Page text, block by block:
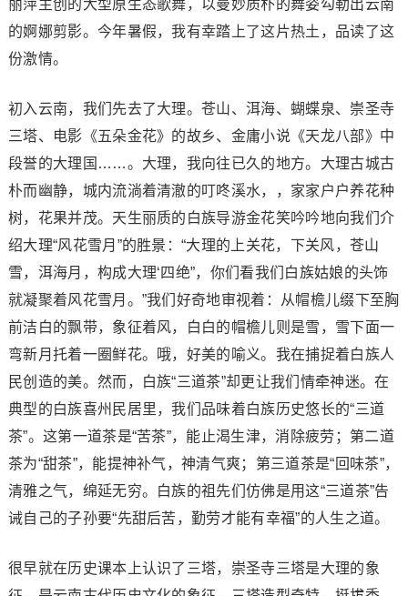
丽萍主创的大型原生态歌舞，以曼妙质朴的舞姿勾勒出云南
的婀娜剪影。今年暑假，我有幸踏上了这片热土，品读了这
份激情。
初入云南，我们先去了大理。苍山、洱海、蝴蝶泉、崇圣寺
三塔、电影《五朵金花》的故乡、金庸小说《天龙八部》中
段誉的大理国……。大理，我向往已久的地方。大理古城古
朴而幽静，城内流淌着清澈的叮咚溪水，，家家户户养花种
树，花果并茂。天生丽质的白族导游金花笑吟吟地向我们介
绍大理“风花雪月”的胜景：“大理的上关花，下关风，苍山
雪，洱海月，构成大理‘四绝”，你们看我们白族姑娘的头饰
就凝聚着风花雪月。”我们好奇地审视着：从帽檐儿缀下至胸
前洁白的飘带，象征着风，白白的帽檐儿则是雪，雪下面一
弯新月托着一圈鲜花。哦，好美的喻义。我在捕捉着白族人
民创造的美。然而，白族“三道茶”却更让我们情牵神迷。在
典型的白族喜州民居里，我们品味着白族历史悠长的“三道
茶”。这第一道茶是“苦茶”，能止渴生津，消除疲劳；第二道
茶为“甜茶”，能提神补气，神清气爽；第三道茶是“回味茶”，
清雅之气，绵延无穷。白族的祖先们仿佛是用这“三道茶”告
诫自己的子孙要“先甜后苦，勤劳才能有幸福”的人生之道。
很早就在历史课本上认识了三塔，崇圣寺三塔是大理的象